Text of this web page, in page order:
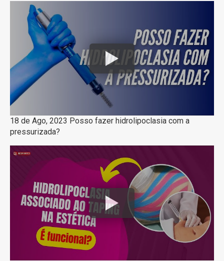
18 de Ago, 2023 Posso fazer hidrolipoclasia com a
pressurizada?